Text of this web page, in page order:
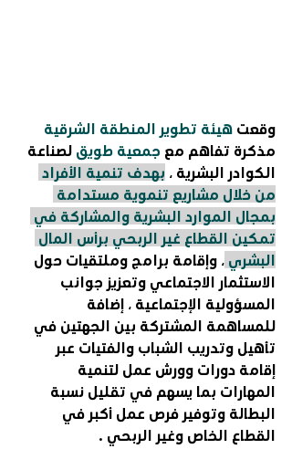
وقعت هيئة تطوير المنطقة الشرقية
مذكرة تفاهم مع جمعية طويق لصناعة
الكوادر البشرية ، بهدف تنمية الأفراد
من خلال مشاريع تنموية مستدامة
بمجال الموارد البشرية والمشاركة في
تمكين القطاع غير الربحي برأس المال
البشري ، وإقامة برامج وملتقيات حول
الاستثمار الاجتماعي وتعزيز جوانب
المسؤولية الإجتماعية ، إضافة
للمساهمة المشتركة بين الجهتين في
تأهيل وتدريب الشباب والفتيات عبر
إقامة دورات وورش عمل لتنمية
المهارات بما يسهم في تقليل نسبة
البطالة وتوفير فرص عمل أكبر في
القطاع الخاص وغير الربحي .